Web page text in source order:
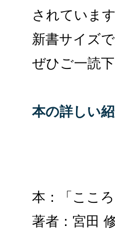
されています
新書サイズ
ぜひご一読下
本の詳しい
本：「ここ
著者：宮田